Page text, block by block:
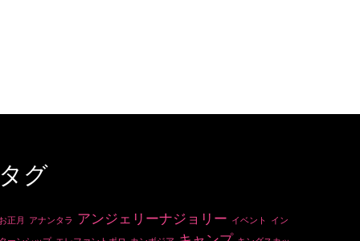
タグ
お正月 アナンタラ アンジェリーナジョリー イベント イン